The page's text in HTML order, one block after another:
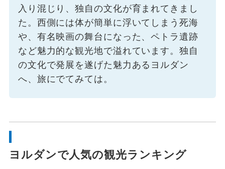
入り混じり、独自の文化が育まれてきまし
た。西側には体が簡単に浮いてしまう死海
や、有名映画の舞台になった、ペトラ遺跡
など魅力的な観光地で溢れています。独自
の文化で発展を遂げた魅力あるヨルダン
へ、旅にでてみては。
ヨルダンで人気の観光ランキング